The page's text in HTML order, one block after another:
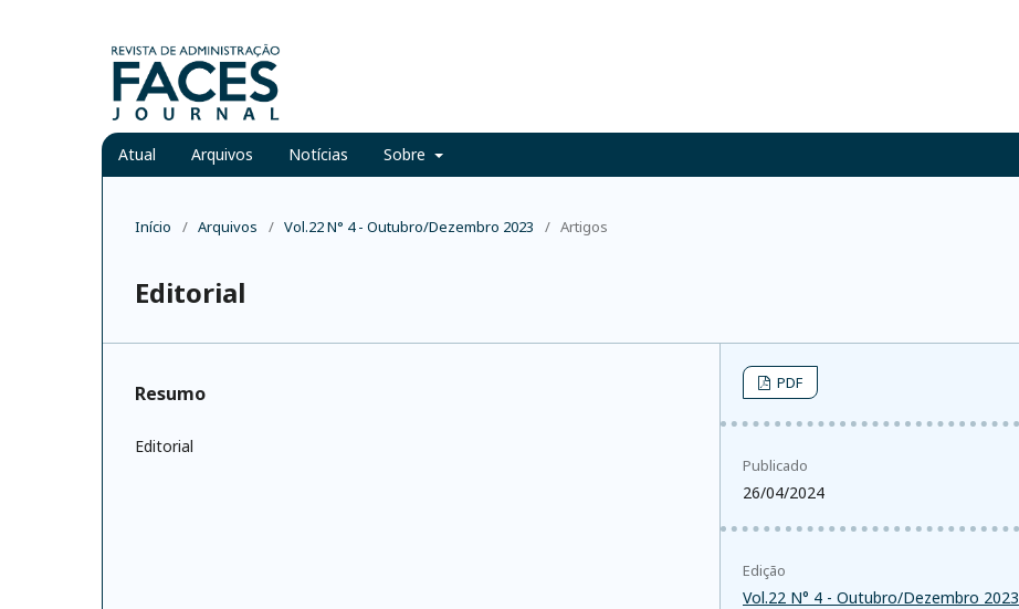
Atual Arquivos Notícias Sobre
Início / Arquivos / Vol.22 N° 4 - Outubro/Dezembro 2023 / Artigos
Editorial
Resumo
Editorial
PDF
Publicado
26/04/2024
Edição
Vol.22 N° 4 - Outubro/Dezembro 2023